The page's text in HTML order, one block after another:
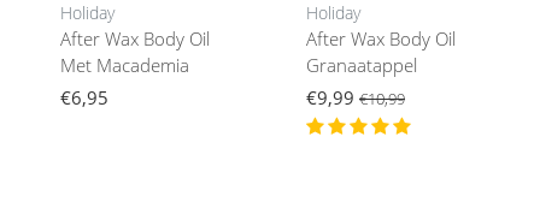
Holiday
After Wax Body Oil
Met Macademia
€6,95
Holiday
After Wax Body Oil
Granaatappel
€9,99 €10,99